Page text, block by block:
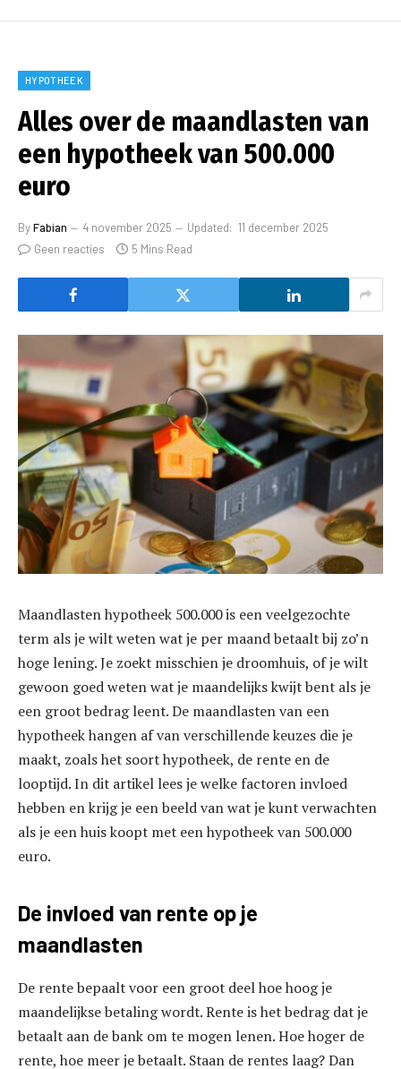
HYPOTHEEK
Alles over de maandlasten van
een hypotheek van 500.000
euro
ByFabian 4 november 2025 Updated: 11 december 2025
Geen reacties
5 Mins Read
Maandlasten hypotheek 500.000 is een veelgezochte
term als je wilt weten wat je per maand betaalt bij zo’n
hoge lening. Je zoekt misschien je droomhuis, of je wilt
gewoon goed weten wat je maandelijks kwijt bent als je
een groot bedrag leent. De maandlasten van een
hypotheek hangen af van verschillende keuzes die je
maakt, zoals het soort hypotheek, de rente en de
looptijd. In dit artikel lees je welke factoren invloed
hebben en krijg je een beeld van wat je kunt verwachten
als je een huis koopt met een hypotheek van 500.000
euro.
De invloed van rente op je
maandlasten
De rente bepaalt voor een groot deel hoe hoog je
maandelijkse betaling wordt. Rente is het bedrag dat je
betaalt aan de bank om te mogen lenen. Hoe hoger de
rente, hoe meer je betaalt. Staan de rentes laag? Dan